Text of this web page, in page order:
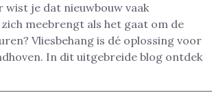
wist je dat nieuwbouw vaak
meebrengt als het gaat om de
Vliesbehang is dé oplossing voor
In dit uitgebreide blog ontdek